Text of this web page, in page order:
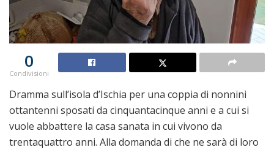
0
Condivisioni
Dramma sull’isola d’Ischia per una coppia di nonnini
ottantenni sposati da cinquantacinque anni e a cui si
vuole abbattere la casa sanata in cui vivono da
trentaquattro anni. Alla domanda di che ne sarà di loro